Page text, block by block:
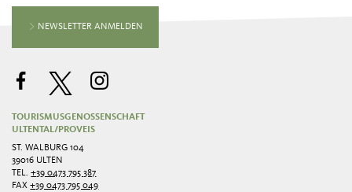
NEWSLETTER ANMELDEN
TOURISMUSGENOSSENSCHAFT
ULTENTAL/PROVEIS
ST. WALBURG 104
39016 ULTEN
TEL.+39 0473 795 387
FAX+39 0473 795 049